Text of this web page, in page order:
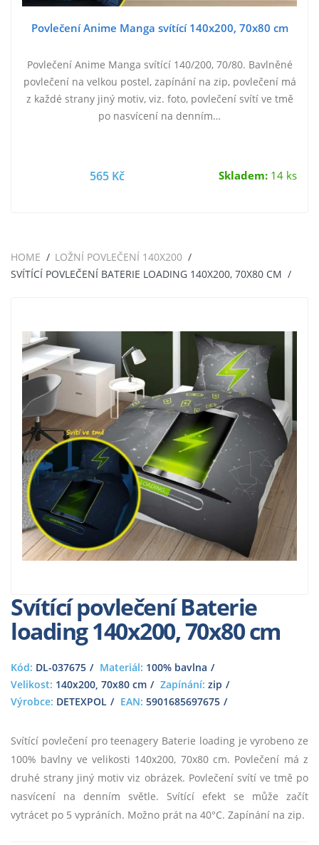
Povlečení Anime Manga svítící 140x200, 70x80 cm
Povlečení Anime Manga svítící 140/200, 70/80. Bavlněné
povlečení na velkou postel, zapínání na zip, povlečení má
z každé strany jiný motiv, viz. foto, povlečení svítí ve tmě
po nasvícení na denním…
565 Kč Skladem: 14 ks
HOME
LOŽNÍ POVLEČENÍ 140X200
SVÍTÍCÍ POVLEČENÍ BATERIE LOADING 140X200, 70X80 CM
Svítící povlečení Baterie
loading 140x200, 70x80 cm
Kód: DL-037675 Materiál: 100% bavlna
Velikost: 140x200, 70x80 cm Zapínání: zip
Výrobce: DETEXPOL EAN: 5901685697675
Svítící povlečení pro teenagery Baterie loading je vyrobeno ze
100% bavlny ve velikosti 140x200, 70x80 cm. Povlečení má z
druhé strany jiný motiv viz obrázek. Povlečení svítí ve tmě po
nasvícení na denním světle. Svítící efekt se může začít
vytrácet po 5 vypráních. Možno prát na 40°C. Zapínání na zip.